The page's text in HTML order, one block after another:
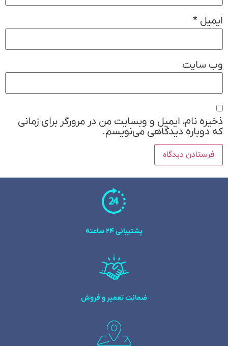
ایمیل *
وب‌ سایت
ذخیره نام، ایمیل و وبسایت من در مرورگر برای زمانی
که دوباره دیدگاهی می‌نویسم.
پشتیبانی 24 ساعته
ضمانت تعمیر و فروش